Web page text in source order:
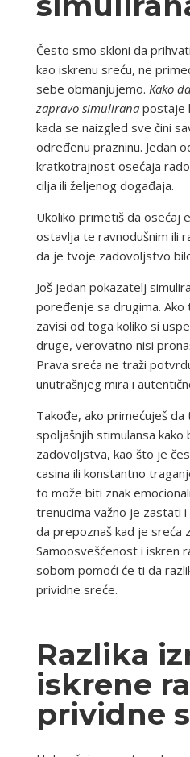
Često smo skloni da
kao iskrenu sreću, ne
sebe obmanjujemo. Kako
zapravo simuliranapostaje
kada se naizgled sve čini
određenu prazninu. Jedan
kratkotrajnost osećaja
cilja ili željenog događaja.
Ukoliko primetiš da osećaj
ostavlja te ravnodušnim ili
da je tvoje zadovoljstvo
Još jedan pokazatelj
poređenje sa drugima.
zavisi od toga koliko si
druge, verovatno nisi
Prava sreća ne traži
unutrašnjeg mira i
Takođe, ako primećuješ
spoljašnjih stimulansa kako
zadovoljstva, kao što je
casina ili konstantno
to može biti znak
trenucima važno je zastati
da prepoznaš kad je sreća
Samoosvešćenost i iskren
sobom pomoći će ti da
prividne sreće.
Razlika
iskrene
prividne